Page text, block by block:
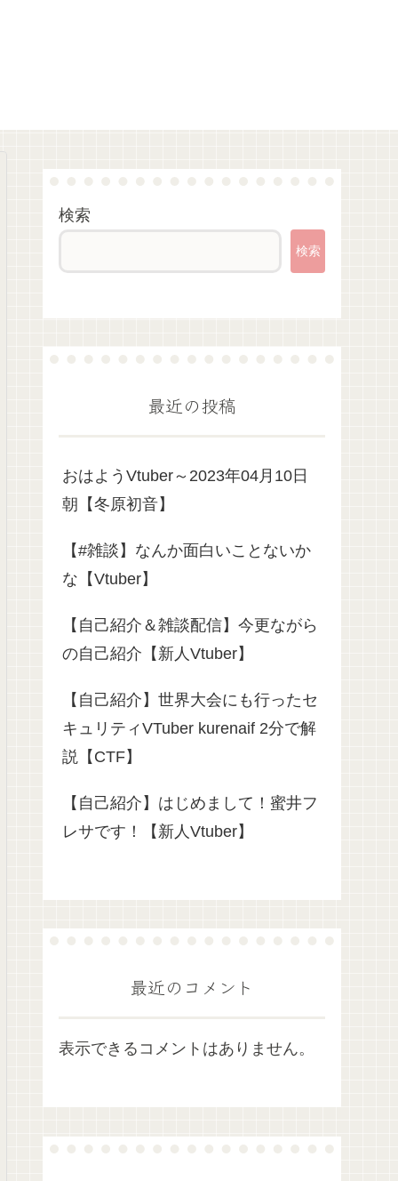
検索
検索
最近の投稿
おはようVtuber～2023年04月10日
朝【冬原初音】
【#雑談】なんか面白いことないか
な【Vtuber】
【自己紹介＆雑談配信】今更ながら
の自己紹介【新人Vtuber】
【自己紹介】世界大会にも行ったセ
キュリティVTuber kurenaif 2分で解
説【CTF】
【自己紹介】はじめまして！蜜井フ
レサです！【新人Vtuber】
最近のコメント
表示できるコメントはありません。